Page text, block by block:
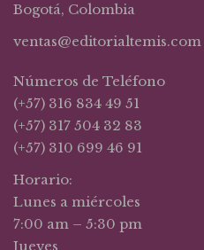
Bogotá, Colombia
ventas@editorialtemis.com
Números de Teléfono
(+57) 316 834 49 51
(+57) 317 504 32 83
(+57) 310 699 46 91
Horario:
Lunes a miércoles
7:00 am – 5:30 pm
Jueves